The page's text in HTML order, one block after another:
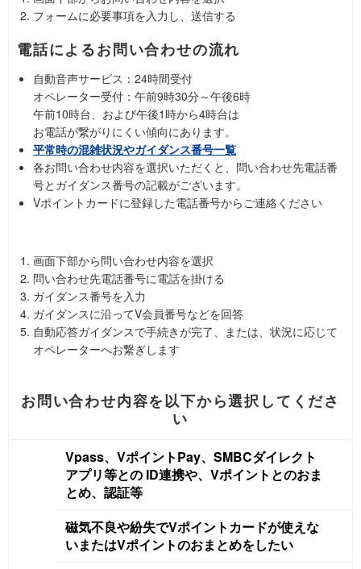
フォームに必要事項を入力し、送信する
電話によるお問い合わせの流れ
自動音声サービス：24時間受付
オペレーター受付：午前9時30分～午後6時
午前10時台、および午後1時から4時台は
お電話が繋がりにくい傾向にあります。
平常時の混雑状況やガイダンス番号一覧
各お問い合わせ内容を選択いただくと、問い合わせ先電話番
号とガイダンス番号の記載がございます。
Vポイントカードに登録した電話番号からご連絡ください
画面下部から問い合わせ内容を選択
問い合わせ先電話番号に電話を掛ける
ガイダンス番号を入力
ガイダンスに沿ってV会員番号などを回答
自動応答ガイダンスで手続きが完了、または、状況に応じて
オペレーターへお繋ぎします
お問い合わせ内容を以下から選択してくださ
い
Vpass、VポイントPay、SMBCダイレクト
アプリ等との ID連携や、Vポイントとのおま
とめ、認証等
磁気不良や紛失でVポイントカードが使えな
いまたはVポイントのおまとめをしたい